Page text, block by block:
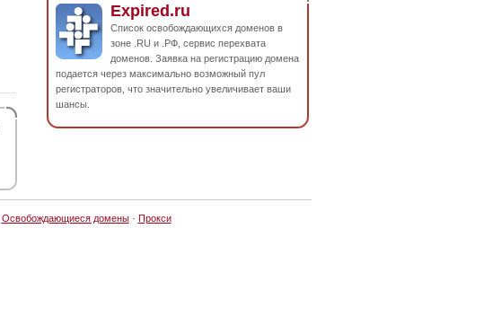
Expired.ru
Список освобождающихся доменов в
зоне .RU и .РФ, сервис перехвата
доменов. Заявка на регистрацию домена
подается через максимально возможный пул
регистраторов, что значительно увеличивает ваши
шансы.
Освобождающиеся домены· Прокси